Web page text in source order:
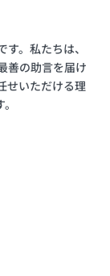
。私たちは、
善の助言を届け
せいただける理